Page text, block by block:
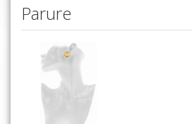
Parure